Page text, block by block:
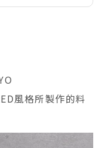
風格所製作的料